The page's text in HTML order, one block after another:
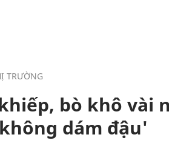
TRƯỜNG
bò khô vài
dám đậu'